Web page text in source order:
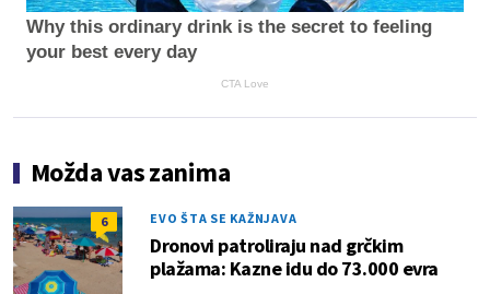
Why this ordinary drink is the secret to feeling
your best every day
CTA Love
Možda vas zanima
6 EVO ŠTA SE KAŽNJAVA
Dronovi patroliraju nad grčkim
plažama: Kazne idu do 73.000 evra